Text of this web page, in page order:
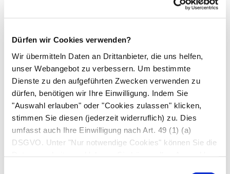
Dürfen wir Cookies verwenden?
Wir übermitteln Daten an Drittanbieter, die uns helfen,
unser Webangebot zu verbessern. Um bestimmte
Dienste zu den aufgeführten Zwecken verwenden zu
dürfen, benötigen wir Ihre Einwilligung. Indem Sie
"Auswahl erlauben" oder "Cookies zulassen" klicken,
stimmen Sie diesen (jederzeit widerruflich) zu. Dies
umfasst auch Ihre Einwilligung nach Art. 49 (1) (a)
DSGVO. Unter "Nur notwendige Cookies" können Sie die
Arzneimittel zur Gewichtsreduktion),
Ionenaustauscherharzen wie Colestyramin
oder Abführmitteln wie Paraffinöl kann die
Trakt reduzieren.
Systemische Corticosteroide (Mittel zur
Unterdrückung der Immunabwehr und bei
bestimmten Entzündungen) verringern die
Calciumaufnahme. Während einer
gleichzeitigen Anwendung kann es notwendig
sein, die Dosis der Brausetabletten zu